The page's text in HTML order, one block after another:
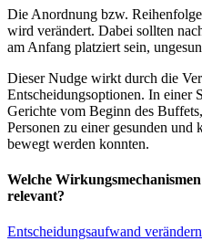
Die Anordnung bzw.
wird verändert. Dabei sollten
am Anfang platziert sein,
Dieser Nudge wirkt durch die
Entscheidungsoptionen. In einer
Gerichte vom Beginn des
Personen zu einer gesunden
bewegt werden konnten.
Welche
relevant?
Entscheidungsaufwand verändern